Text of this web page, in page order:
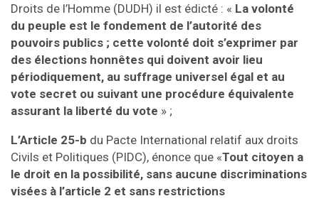
Droits de l’Homme (DUDH) il est édicté : « La volonté
du peuple est le fondement de l’autorité des
pouvoirs publics ; cette volonté doit s’exprimer par
des élections honnêtes qui doivent avoir lieu
périodiquement, au suffrage universel égal et au
vote secret ou suivant une procédure équivalente
assurant la liberté du vote » ;
L’Article 25-b du Pacte International relatif aux droits
Civils et Politiques (PIDC), énonce que «Tout citoyen a
le droit en la possibilité, sans aucune discriminations
visées à l’article 2 et sans restrictions